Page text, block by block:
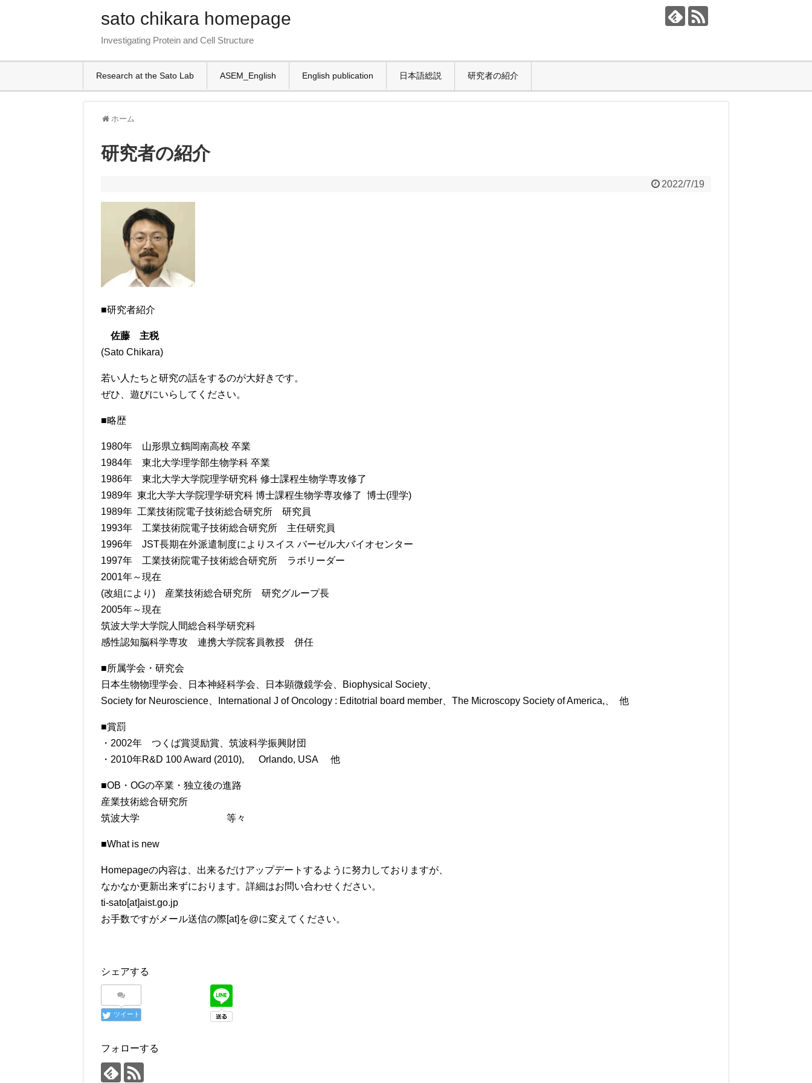
sato chikara homepage
Investigating Protein and Cell Structure
Research at the Sato Lab ASEM_English English publication 日本語総説 研究者の紹介
ホーム
研究者の紹介
2022/7/19
■研究者紹介
佐藤 主税
(Sato Chikara)
若い人たちと研究の話をするのが大好きです。
ぜひ、遊びにいらしてください。
■略歴
1980年 山形県立鶴岡南高校 卒業
1984年 東北大学理学部生物学科 卒業
1986年 東北大学大学院理学研究科 修士課程生物学専攻修了
1989年 東北大学大学院理学研究科 博士課程生物学専攻修了 博士(理学)
1989年 工業技術院電子技術総合研究所 研究員
1993年 工業技術院電子技術総合研究所 主任研究員
1996年 JST長期在外派遣制度によりスイス バーゼル大バイオセンター
1997年 工業技術院電子技術総合研究所 ラボリーダー
2001年～現在
(改組により) 産業技術総合研究所 研究グループ長
2005年～現在
筑波大学大学院人間総合科学研究科
感性認知脳科学専攻 連携大学院客員教授 併任
■所属学会・研究会
日本生物物理学会、日本神経科学会、日本顕微鏡学会、Biophysical Society、
Society for Neuroscience、International J of Oncology : Editotrial board member、The Microscopy Society of America,、 他
■賞罰
・2002年 つくば賞奨励賞、筑波科学振興財団
・2010年R&D 100 Award (2010), Orlando, USA 他
■OB・OGの卒業・独立後の進路
産業技術総合研究所
筑波大学 等々
■What is new
Homepageの内容は、出来るだけアップデートするように努力しておりますが、
なかなか更新出来ずにおります。詳細はお問い合わせください。
ti-sato[at]aist.go.jp
お手数ですがメール送信の際[at]を@に変えてください。
シェアする
ツイート
フォローする